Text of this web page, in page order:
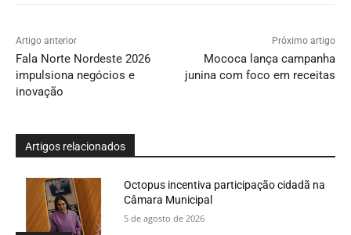
Artigo anterior
Fala Norte Nordeste 2026
impulsiona negócios e
inovação
Próximo artigo
Mococa lança campanha
junina com foco em receitas
Artigos relacionados
Octopus incentiva participação cidadã na
Câmara Municipal
5 de agosto de 2026